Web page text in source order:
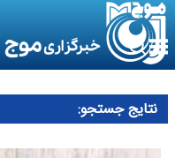
نتایج جستجو: